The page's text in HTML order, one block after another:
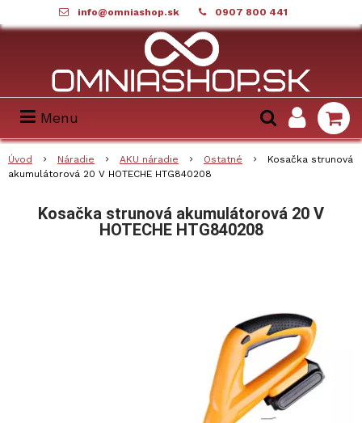
info@omniashop.sk 0907 800 441
Menu
Úvod Náradie AKU náradie Ostatné
Kosačka strunová
akumulátorová 20 V HOTECHE HTG840208
Kosačka strunová akumulátorová 20 V
HOTECHE HTG840208